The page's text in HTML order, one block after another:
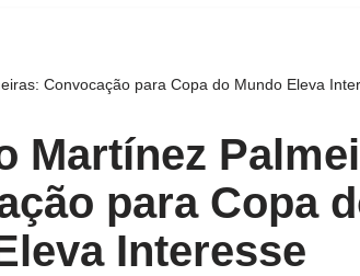
Convocação para Copa do Mundo Eleva
Martínez
para Copa
Interesse